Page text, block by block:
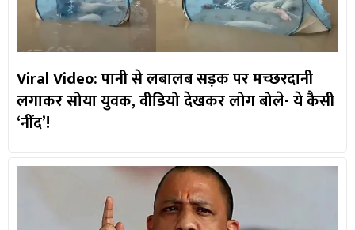
Viral Video: पानी से लबालब सड़क पर मच्छरदानी
लगाकर सोया युवक, वीडियो देखकर लोग बोले- ये कैसी
‘नींद’!